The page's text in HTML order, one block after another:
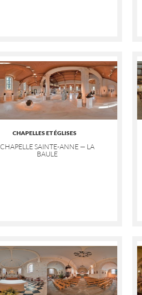
CHAPELLES ET ÉGLISES
CHAPELLE SAINTE-ANNE — LA
BAULE